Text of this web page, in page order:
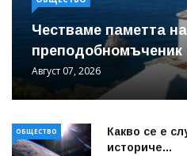
Честваме паметта на
преподобномъченик
Август 07, 2026
ОБЩЕСТВО
Какво се е
историче...